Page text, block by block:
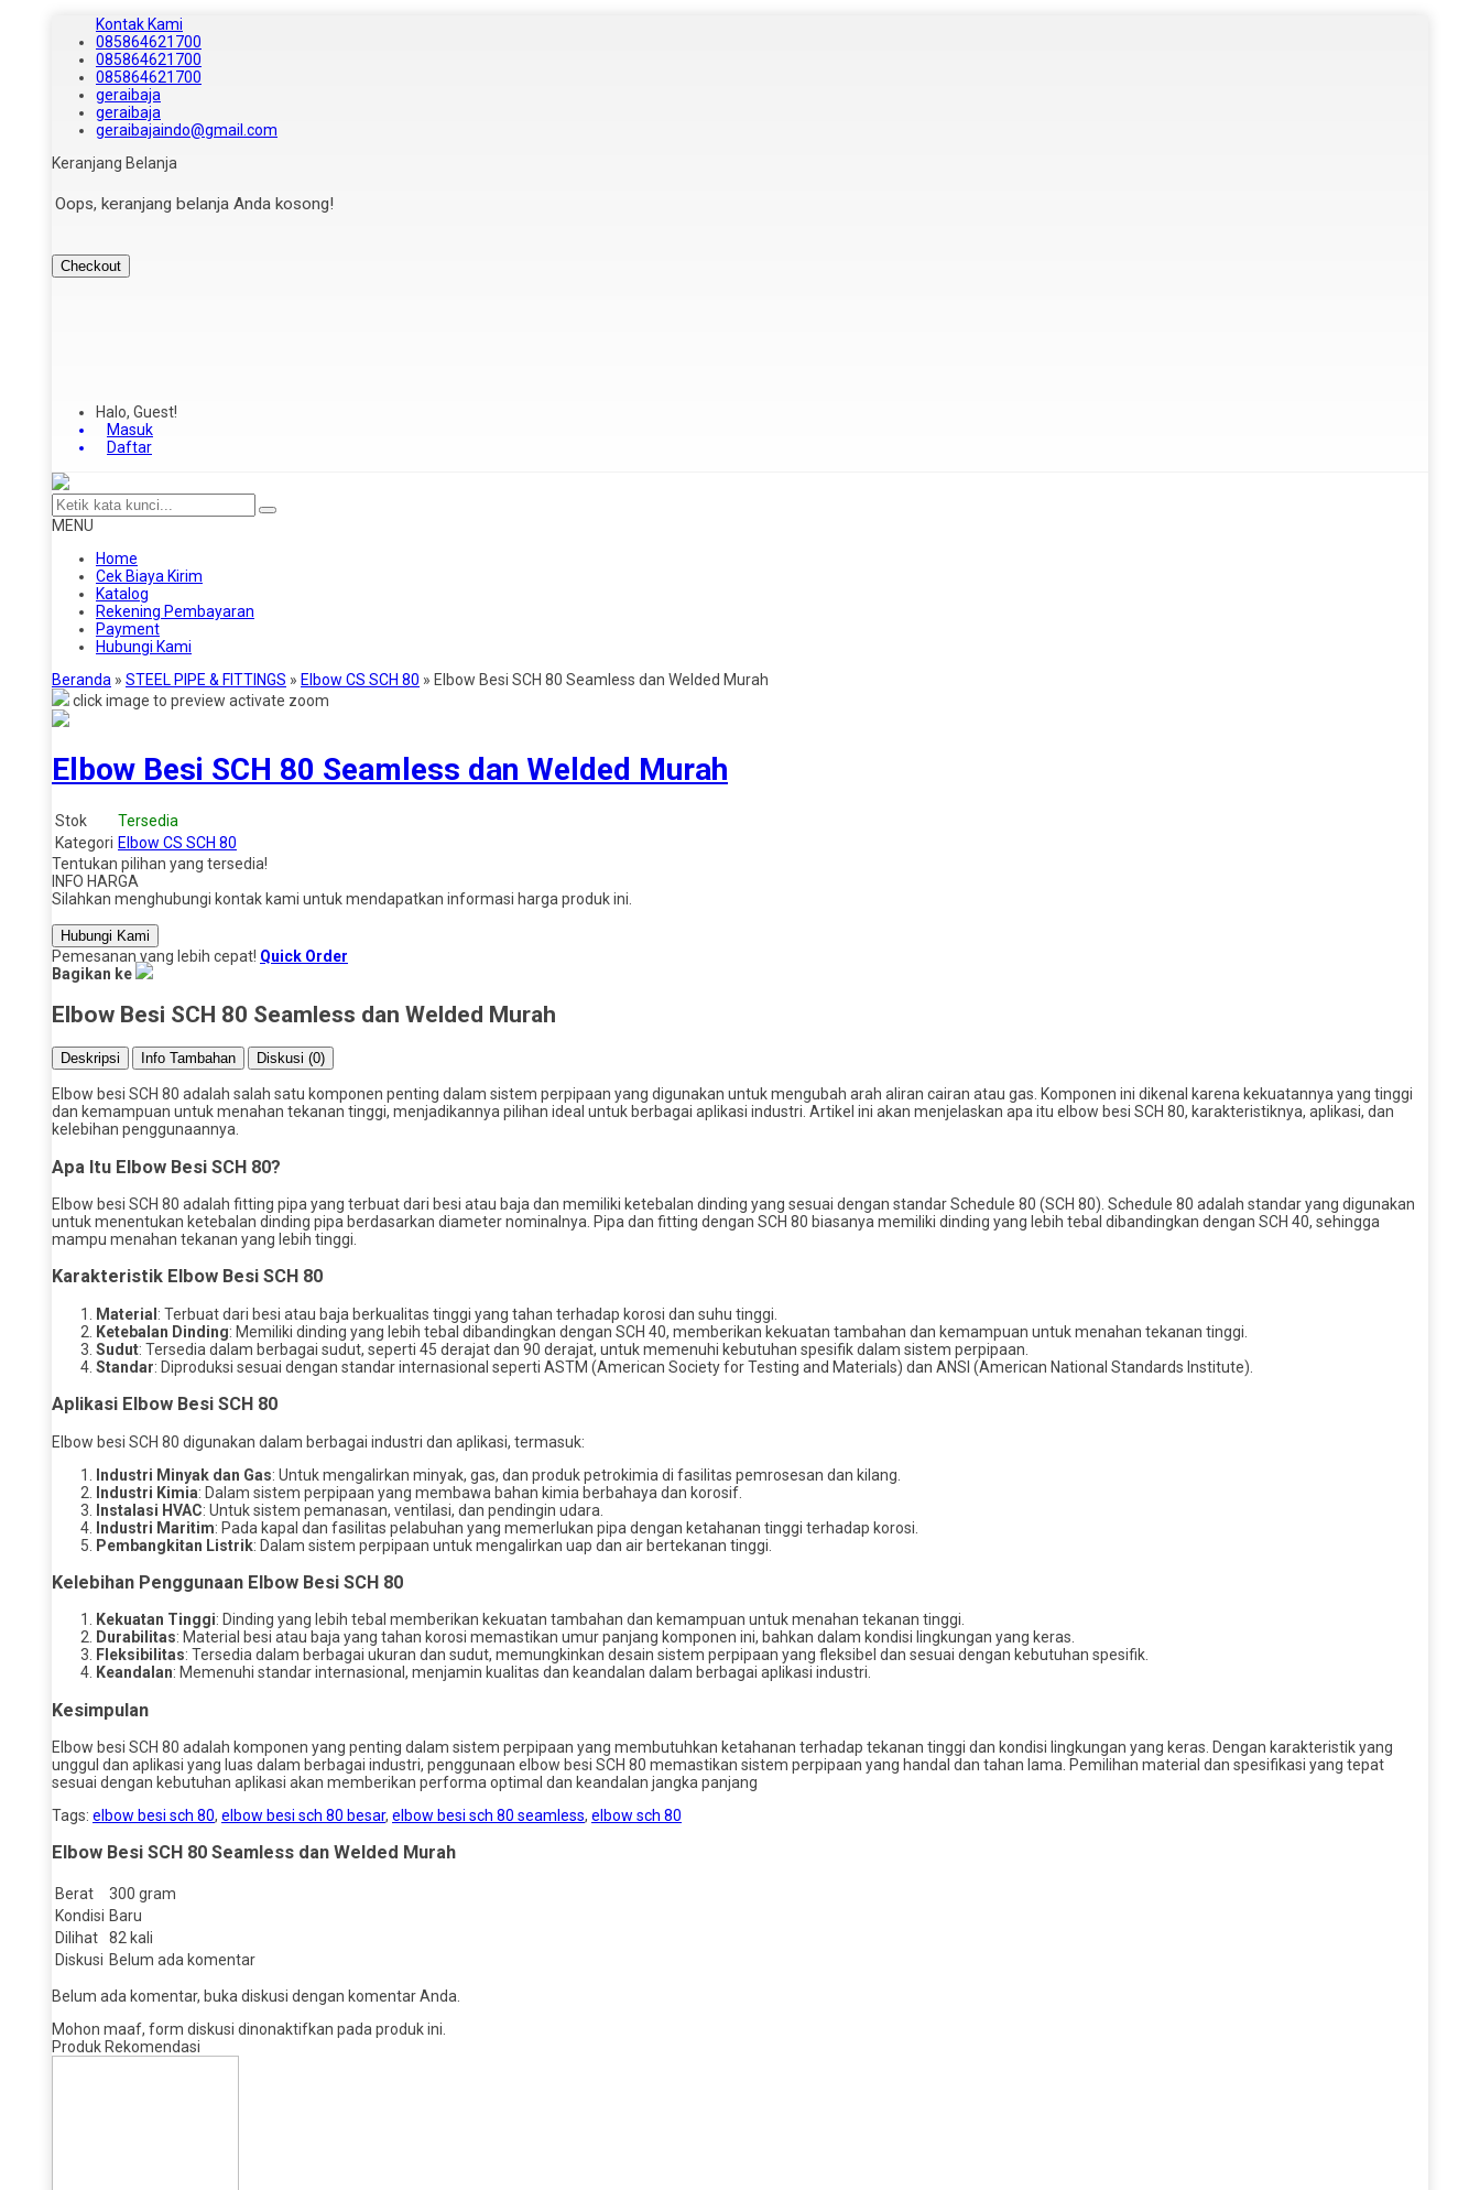
Kontak Kami
085864621700
085864621700
085864621700
geraibaja
geraibaja
geraibajaindo@gmail.com
Keranjang Belanja
Oops, keranjang belanja Anda kosong!
Checkout
Halo, Guest!
Masuk
Daftar
MENU
Home
Cek Biaya Kirim
Katalog
Rekening Pembayaran
Payment
Hubungi Kami
Beranda » STEEL PIPE & FITTINGS » Elbow CS SCH 80 » Elbow Besi SCH 80 Seamless dan Welded Murah
click image to preview activate zoom
Elbow Besi SCH 80 Seamless dan Welded Murah
Stok
Tersedia
Kategori Elbow CS SCH 80
Tentukan pilihan yang tersedia!
INFO HARGA
Silahkan menghubungi kontak kami untuk mendapatkan informasi harga produk ini.
Hubungi Kami
Pemesanan yang lebih cepat! Quick Order
Bagikan ke
Elbow Besi SCH 80 Seamless dan Welded Murah
Deskripsi Info Tambahan Diskusi (0)
Elbow besi SCH 80 adalah salah satu komponen penting dalam sistem perpipaan yang digunakan untuk mengubah arah aliran cairan atau gas. Komponen ini dikenal karena kekuatannya yang tinggi
dan kemampuan untuk menahan tekanan tinggi, menjadikannya pilihan ideal untuk berbagai aplikasi industri. Artikel ini akan menjelaskan apa itu elbow besi SCH 80, karakteristiknya, aplikasi, dan
kelebihan penggunaannya.
Apa Itu Elbow Besi SCH 80?
Elbow besi SCH 80 adalah fitting pipa yang terbuat dari besi atau baja dan memiliki ketebalan dinding yang sesuai dengan standar Schedule 80 (SCH 80). Schedule 80 adalah standar yang digunakan
untuk menentukan ketebalan dinding pipa berdasarkan diameter nominalnya. Pipa dan fitting dengan SCH 80 biasanya memiliki dinding yang lebih tebal dibandingkan dengan SCH 40, sehingga
mampu menahan tekanan yang lebih tinggi.
Karakteristik Elbow Besi SCH 80
Material : Terbuat dari besi atau baja berkualitas tinggi yang tahan terhadap korosi dan suhu tinggi.
Ketebalan Dinding: Memiliki dinding yang lebih tebal dibandingkan dengan SCH 40, memberikan kekuatan tambahan dan kemampuan untuk menahan tekanan tinggi.
Sudut: Tersedia dalam berbagai sudut, seperti 45 derajat dan 90 derajat, untuk memenuhi kebutuhan spesifik dalam sistem perpipaan.
Standar: Diproduksi sesuai dengan standar internasional seperti ASTM (American Society for Testing and Materials) dan ANSI (American National Standards Institute).
Aplikasi Elbow Besi SCH 80
Elbow besi SCH 80 digunakan dalam berbagai industri dan aplikasi, termasuk:
Industri Minyak dan Gas: Untuk mengalirkan minyak, gas, dan produk petrokimia di fasilitas pemrosesan dan kilang.
Industri Kimia: Dalam sistem perpipaan yang membawa bahan kimia berbahaya dan korosif.
Instalasi HVAC: Untuk sistem pemanasan, ventilasi, dan pendingin udara.
Industri Maritim: Pada kapal dan fasilitas pelabuhan yang memerlukan pipa dengan ketahanan tinggi terhadap korosi.
Pembangkitan Listrik: Dalam sistem perpipaan untuk mengalirkan uap dan air bertekanan tinggi.
Kelebihan Penggunaan Elbow Besi SCH 80
Kekuatan Tinggi: Dinding yang lebih tebal memberikan kekuatan tambahan dan kemampuan untuk menahan tekanan tinggi.
Durabilitas: Material besi atau baja yang tahan korosi memastikan umur panjang komponen ini, bahkan dalam kondisi lingkungan yang keras.
Fleksibilitas: Tersedia dalam berbagai ukuran dan sudut, memungkinkan desain sistem perpipaan yang fleksibel dan sesuai dengan kebutuhan spesifik.
Keandalan: Memenuhi standar internasional, menjamin kualitas dan keandalan dalam berbagai aplikasi industri.
Kesimpulan
Elbow besi SCH 80 adalah komponen yang penting dalam sistem perpipaan yang membutuhkan ketahanan terhadap tekanan tinggi dan kondisi lingkungan yang keras. Dengan karakteristik yang
unggul dan aplikasi yang luas dalam berbagai industri, penggunaan elbow besi SCH 80 memastikan sistem perpipaan yang handal dan tahan lama. Pemilihan material dan spesifikasi yang tepat
sesuai dengan kebutuhan aplikasi akan memberikan performa optimal dan keandalan jangka panjang
Tags: elbow besi sch 80, elbow besi sch 80 besar, elbow besi sch 80 seamless, elbow sch 80
Elbow Besi SCH 80 Seamless dan Welded Murah
Berat
300 gram
Kondisi Baru
Dilihat
82 kali
Diskusi Belum ada komentar
Belum ada komentar, buka diskusi dengan komentar Anda.
Mohon maaf, form diskusi dinonaktifkan pada produk ini.
Produk Rekomendasi